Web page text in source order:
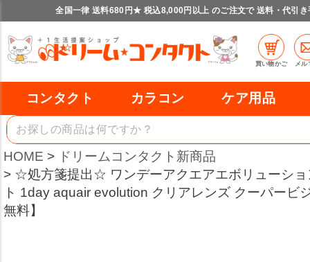
全国一律 送料680円★ 税込8,000円以上 のご注文で 送料・代引き
買い物かご メル
コンタクト カラコン ケア用品
HOME
ドリームコンタクト新商品
☆処方箋提出☆ ワンデーアクエアエボリューショ
ト 1day aquair evolution クリアレンズ クーパービ
無料】